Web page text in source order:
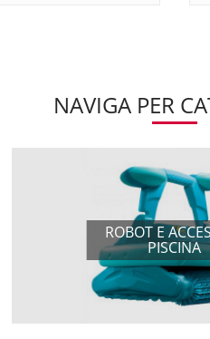
NAVIGA PER
ROBOT E
PISCINA